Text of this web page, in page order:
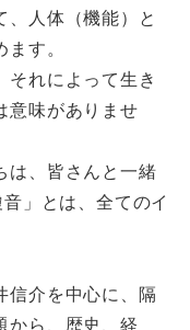
、人体（機能）と
す。
それによって生き
意味がありませ
は、皆さんと一緒
」とは、全てのイ
信介を中心に、隔
から、歴史、経